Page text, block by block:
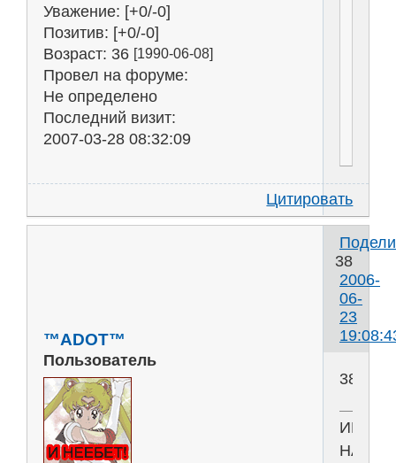
Уважение: [+0/-0]
Позитив: [+0/-0]
Возраст: 36 [1990-06-08]
Провел на форуме:
Не определено
Последний визит:
2007-03-28 08:32:09
Цитировать
38
2006-
06-
23
™ADOT™
Пользователь
38
НАС